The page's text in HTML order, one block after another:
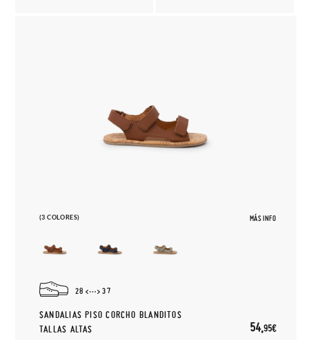
(3 COLORES) MÁS INFO
28 37
SANDALIAS PISO CORCHO BLANDITOS
TALLAS ALTAS
54,95€